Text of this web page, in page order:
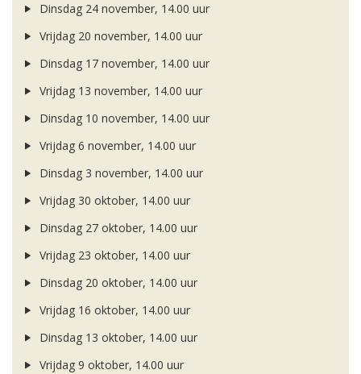
Dinsdag 24 november, 14.00 uur
Vrijdag 20 november, 14.00 uur
Dinsdag 17 november, 14.00 uur
Vrijdag 13 november, 14.00 uur
Dinsdag 10 november, 14.00 uur
Vrijdag 6 november, 14.00 uur
Dinsdag 3 november, 14.00 uur
Vrijdag 30 oktober, 14.00 uur
Dinsdag 27 oktober, 14.00 uur
Vrijdag 23 oktober, 14.00 uur
Dinsdag 20 oktober, 14.00 uur
Vrijdag 16 oktober, 14.00 uur
Dinsdag 13 oktober, 14.00 uur
Vrijdag 9 oktober, 14.00 uur